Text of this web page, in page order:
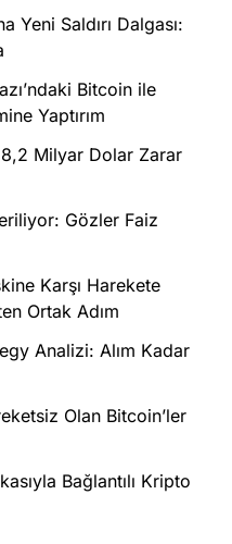
Yeni Saldırı Dalgası:
Bitcoin ile
Yaptırım
Milyar Dolar Zarar
Gözler Faiz
Karşı Harekete
Ortak Adım
Analizi: Alım Kadar
Olan Bitcoin’ler
Bağlantılı Kripto